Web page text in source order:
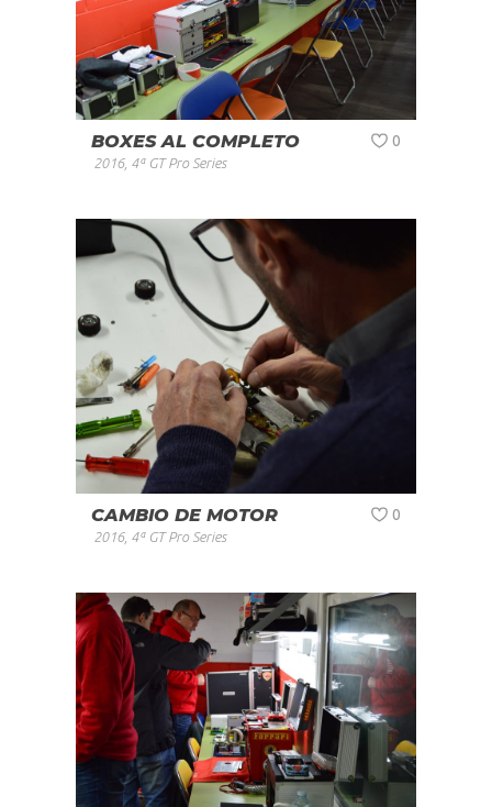
BOXES AL COMPLETO
2016, 4ª GT Pro Series
0
CAMBIO DE MOTOR
2016, 4ª GT Pro Series
0